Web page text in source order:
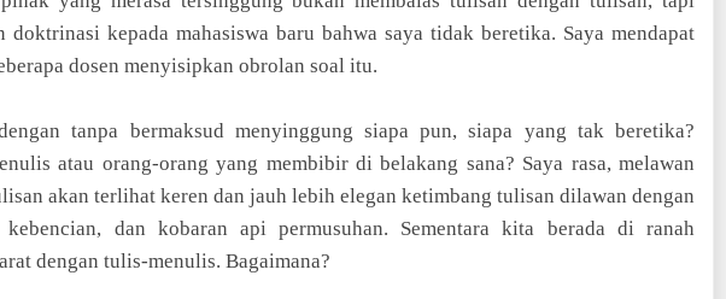
doktrinasi kepada mahasiswa baru bahwa saya tidak beretika. Saya mendapat
dosen menyisipkan obrolan soal itu.
tanpa bermaksud menyinggung siapa pun, siapa yang tak beretika?
atau orang-orang yang membibir di belakang sana? Saya rasa, melawan
akan terlihat keren dan jauh lebih elegan ketimbang tulisan dilawan dengan
dan kobaran api permusuhan. Sementara kita berada di ranah
dengan tulis-menulis. Bagaimana?